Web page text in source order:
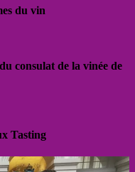
du vin
consulat de la vinée de
Tasting